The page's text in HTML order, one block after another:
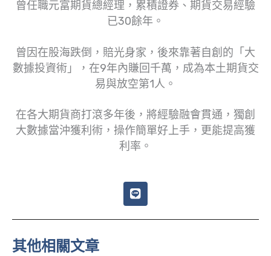
曾任職元富期貨總經理，累積證券、期貨交易經驗
已30餘年。
曾因在股海跌倒，賠光身家，後來靠著自創的「大
數據投資術」，在9年內賺回千萬，成為本土期貨交
易與放空第1人。
在各大期貨商打滾多年後，將經驗融會貫通，獨創
大數據當沖獲利術，操作簡單好上手，更能提高獲
利率。
L
i
e
其他相關文章